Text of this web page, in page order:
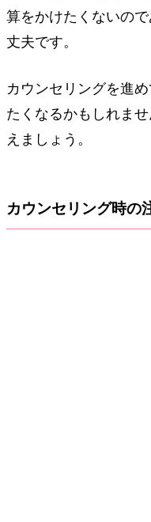
算をかけたくないの
丈夫です。
カウンセリングを進
たくなるかもしれま
えましょう。
カウンセリング時の